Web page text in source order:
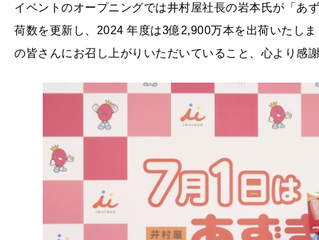
イベントのオープニングでは井村屋社⻑の岩本氏が「あ
荷数を更新し、2024 年度は3億2,900万本を出荷いたし
の皆さんにお召し上がりいただいていること、⼼より感